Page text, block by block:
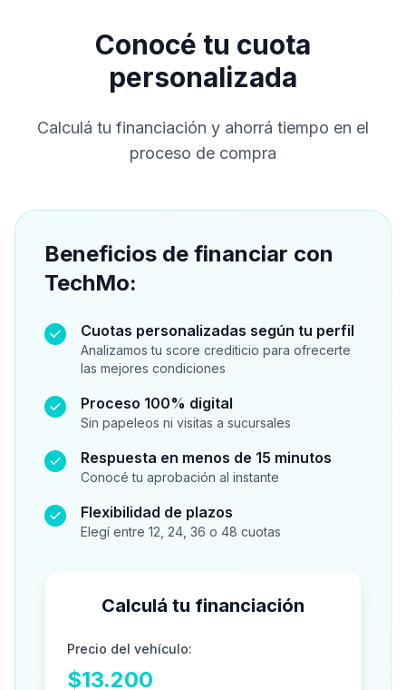
Conocé tu cuota
personalizada
Calculá tu financiación y ahorrá tiempo en el
proceso de compra
Beneficios de financiar con
TechMo:
Cuotas personalizadas según tu perfil
Analizamos tu score crediticio para ofrecerte
las mejores condiciones
Proceso 100% digital
Sin papeleos ni visitas a sucursales
Respuesta en menos de 15 minutos
Conocé tu aprobación al instante
Flexibilidad de plazos
Elegí entre 12, 24, 36 o 48 cuotas
Calculá tu financiación
Precio del vehículo:
$13.200